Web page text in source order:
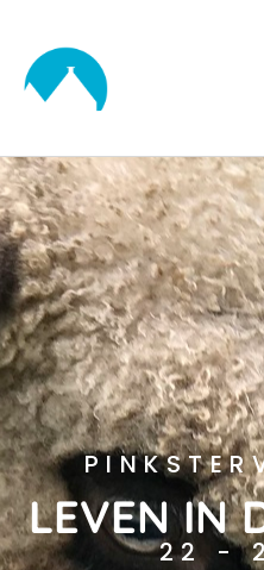
LEVEN IN
22 -